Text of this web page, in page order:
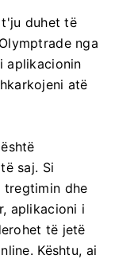
t'ju duhet të
nga
aplikacionin
atë
saj. Si
tregtimin dhe
aplikacioni i
të jetë
Kështu, ai